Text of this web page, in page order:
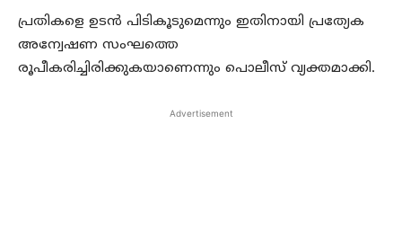
പ്രതികളെ ഉടന്‍ പിടികൂടുമെന്നും ഇതിനായി പ്രത്യേക
അന്വേഷണ സംഘത്തെ
രൂപീകരിച്ചിരിക്കുകയാണെന്നും പൊലീസ് വ്യക്തമാക്കി.
Advertisement